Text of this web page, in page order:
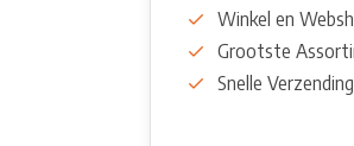
Winkel en
Grootste
Snelle Verzending